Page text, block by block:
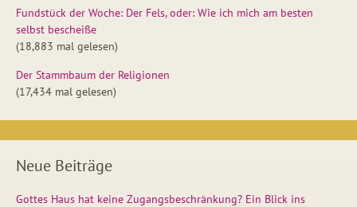
Fundstück der Woche: Der Fels, oder: Wie ich mich am besten
selbst bescheiße
(18,883 mal gelesen)
Der Stammbaum der Religionen
(17,434 mal gelesen)
Neue Beiträge
Gottes Haus hat keine Zugangsbeschränkung? Ein Blick ins